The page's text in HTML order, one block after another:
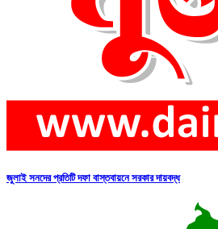
জুলাই সনদের প্রতিটি দফা বাস্তবায়নে সরকার দায়বদ্ধ